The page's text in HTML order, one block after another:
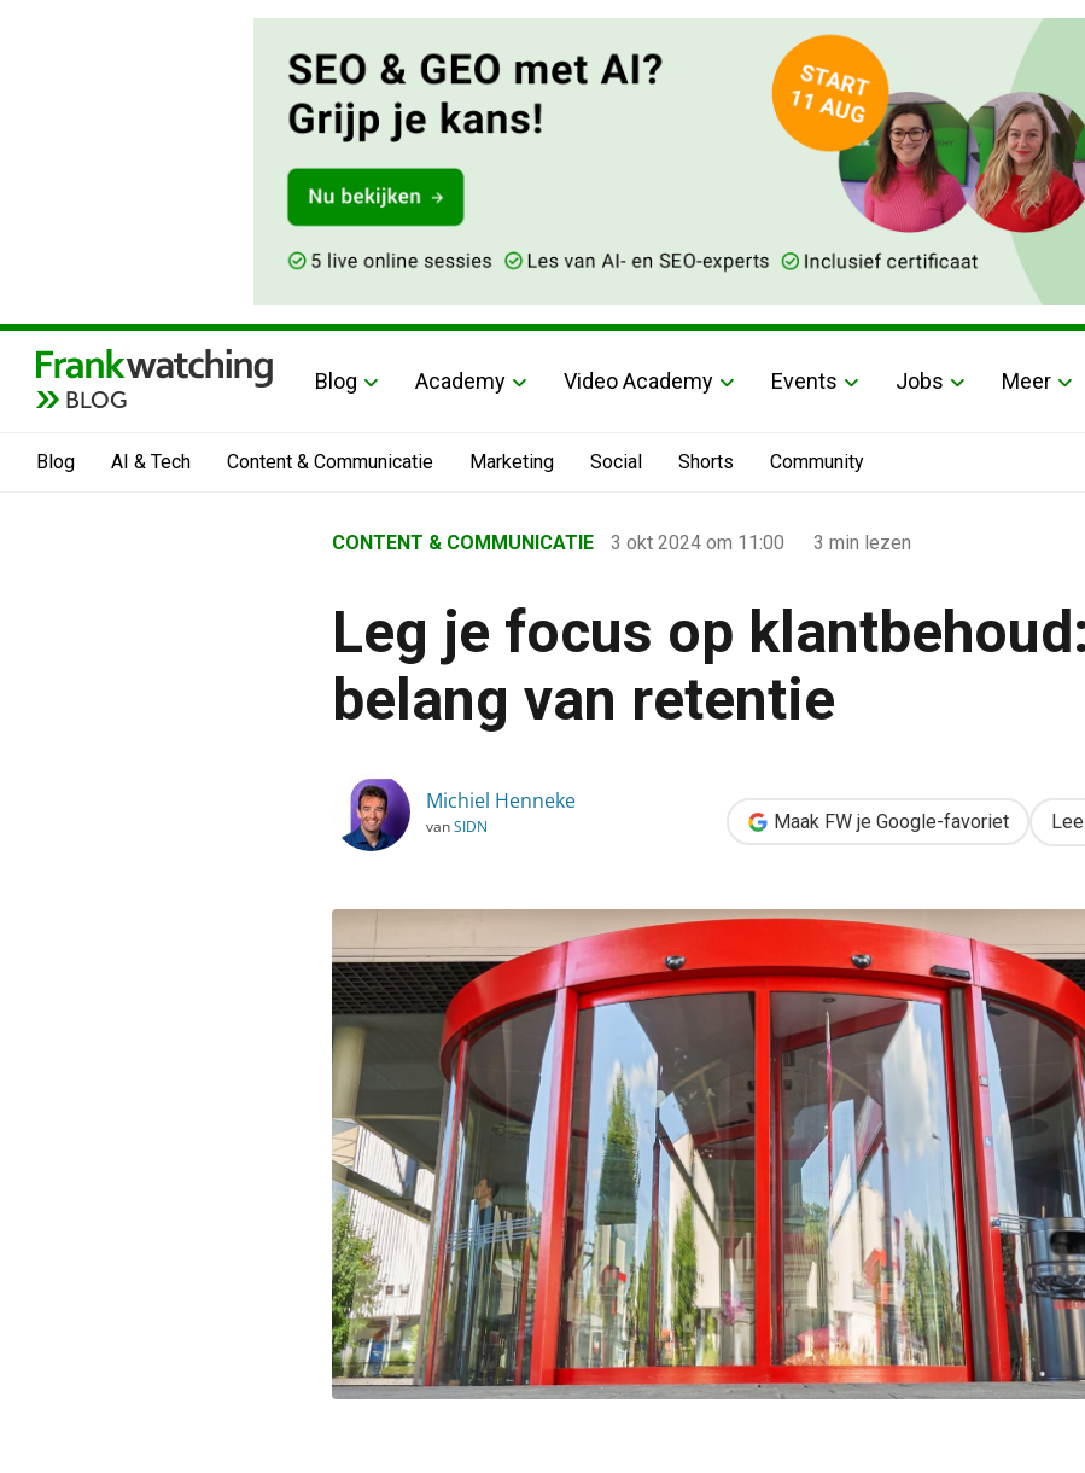
BLOG
Blog Academy Video Academy Events Jobs Meer
Blog AI & Tech Content & Communicatie Marketing Social Shorts Community
›
Content & Communicatie
›
CONTENT & COMMUNICATIE 3 okt 2024 om 11:00 3 min lezen
Leg je focus op
belang van retentie
Michiel Henneke
vanSIDN Maak FW je Google-favoriet